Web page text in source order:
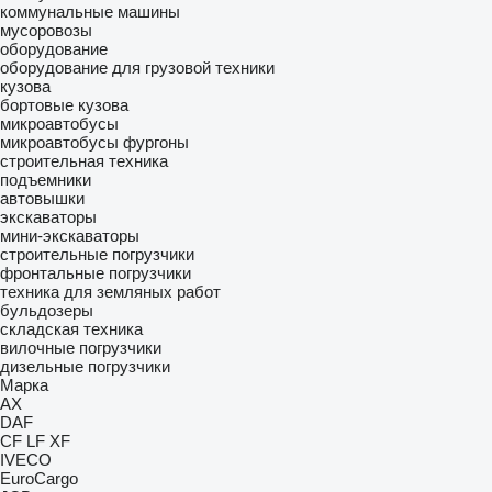
коммунальные машины
мусоровозы
оборудование
оборудование для грузовой техники
кузова
бортовые кузова
микроавтобусы
микроавтобусы фургоны
строительная техника
подъемники
автовышки
экскаваторы
мини-экскаваторы
строительные погрузчики
фронтальные погрузчики
техника для земляных работ
бульдозеры
складская техника
вилочные погрузчики
дизельные погрузчики
Марка
AX
DAF
CF LF XF
IVECO
EuroCargo